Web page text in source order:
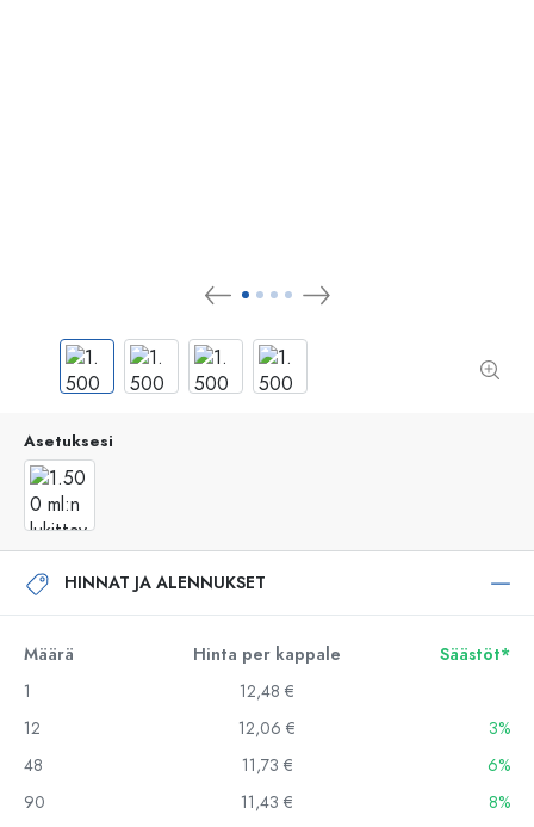
Asetuksesi
HINNAT JA ALENNUKSET
Määrä Hinta per kappale
Säästöt*
1
12,48 €
12
12,06 €
3%
48
11,73 €
6%
90
11,43 €
8%